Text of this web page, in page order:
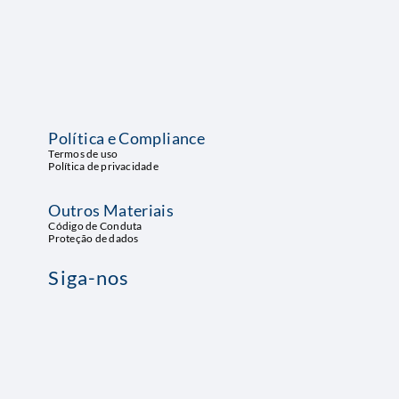
Política e Compliance
Termos de uso
Política de privacidade
Outros Materiais
Código de Conduta
Proteção de dados
Siga-nos